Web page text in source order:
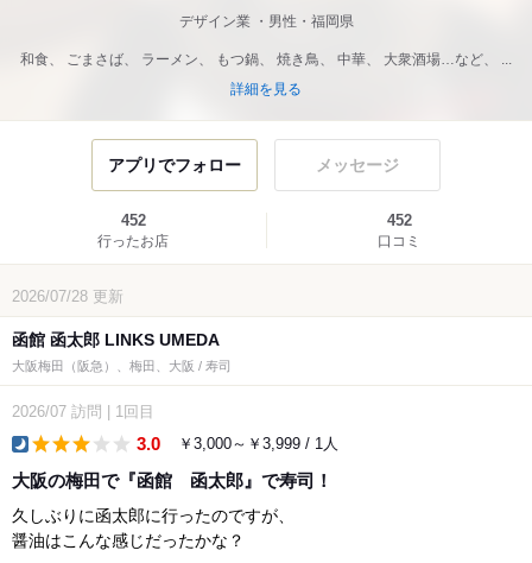
デザイン業 男性・福岡県
和食、 ごまさば、 ラーメン、 もつ鍋、 焼き鳥、 中華、 大衆酒場…など、 ...
詳細を見る
アプリでフォロー メッセージ
452
行ったお店
452
口コミ
2026/07/28 更新
函館 函太郎 LINKS UMEDA
大阪梅田（阪急）、梅田、大阪 / 寿司
2026/07 訪問 1回目
3.0 ￥3,000～￥3,999 / 1人
大阪の梅田で『函館 函太郎』で寿司！
久しぶりに函太郎に行ったのですが、
醤油はこんな感じだったかな？